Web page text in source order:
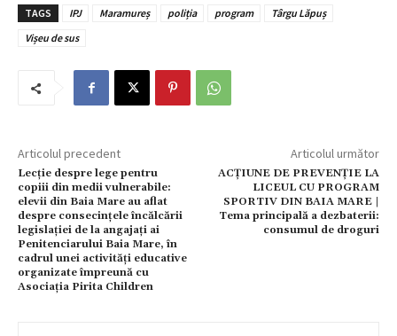
TAGS IPJ Maramureș poliția program
Târgu Lăpuș
Vișeu de sus
Articolul precedent
Lecție despre lege pentru
copiii din medii vulnerabile:
elevii din Baia Mare au aflat
despre consecințele încălcării
legislației de la angajați ai
Penitenciarului Baia Mare, în
cadrul unei activități educative
organizate împreună cu
Asociația Pirita Children
Articolul următor
ACȚIUNE DE PREVENȚIE LA
LICEUL CU PROGRAM
SPORTIV DIN BAIA MARE |
Tema principală a dezbaterii:
consumul de droguri